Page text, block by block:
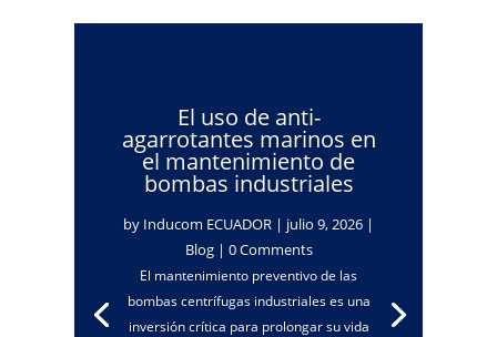
El uso de anti-
agarrotantes marinos en
el mantenimiento de
bombas industriales
by Inducom ECUADOR | julio 9, 2026 |
Blog| 0 Comments
El mantenimiento preventivo de las
bombas centrífugas industriales es una
inversión crítica para prolongar su vida